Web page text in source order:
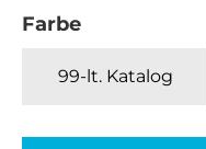
Farbe
99-lt. Katalog